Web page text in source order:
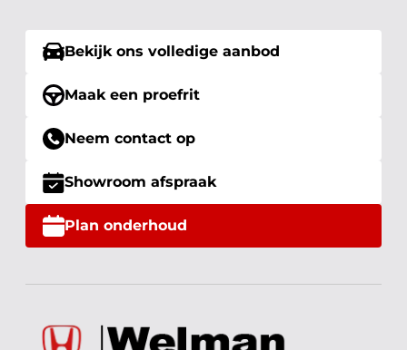
Bekijk ons volledige aanbod
Maak een proefrit
Neem contact op
Showroom afspraak
Plan onderhoud